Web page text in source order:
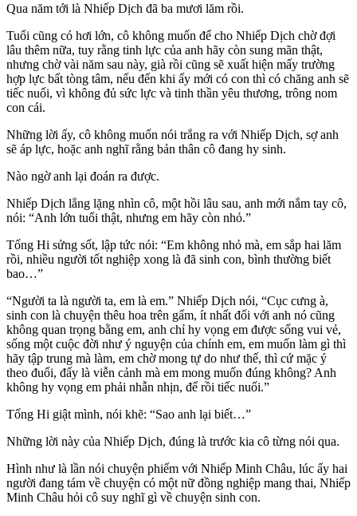
Qua năm tới là Nhiếp Dịch đã ba mươi lăm rồi.
Tuổi cũng có hơi lớn, cô không muốn để cho Nhiếp Dịch chờ đợi
lâu thêm nữa, tuy rằng tinh lực của anh hãy còn sung mãn thật,
nhưng chờ vài năm sau này, già rồi cũng sẽ xuất hiện mấy trường
hợp lực bất tòng tâm, nếu đến khi ấy mới có con thì có chăng anh sẽ
tiếc nuối, vì không đủ sức lực và tinh thần yêu thương, trông nom
con cái.
Những lời ấy, cô không muốn nói trắng ra với Nhiếp Dịch, sợ anh
sẽ áp lực, hoặc anh nghĩ rằng bản thân cô đang hy sinh.
Nào ngờ anh lại đoán ra được.
Nhiếp Dịch lẳng lặng nhìn cô, một hồi lâu sau, anh mới nắm tay cô,
nói: “Anh lớn tuổi thật, nhưng em hãy còn nhỏ.”
Tống Hi sửng sốt, lập tức nói: “Em không nhỏ mà, em sắp hai lăm
rồi, nhiều người tốt nghiệp xong là đã sinh con, bình thường biết
bao…”
“Người ta là người ta, em là em.” Nhiếp Dịch nói, “Cục cưng à,
sinh con là chuyện thêu hoa trên gấm, ít nhất đối với anh nó cũng
không quan trọng bằng em, anh chỉ hy vọng em được sống vui vẻ,
sống một cuộc đời như ý nguyện của chính em, em muốn làm gì thì
hãy tập trung mà làm, em chờ mong tự do như thế, thì cứ mặc ý
theo đuổi, đấy là viễn cảnh mà em mong muốn đúng không? Anh
không hy vọng em phải nhẫn nhịn, để rồi tiếc nuối.”
Tống Hi giật mình, nói khẽ: “Sao anh lại biết…”
Những lời này của Nhiếp Dịch, đúng là trước kia cô từng nói qua.
Hình như là lần nói chuyện phiếm với Nhiếp Minh Châu, lúc ấy hai
người đang tám về chuyện có một nữ đồng nghiệp mang thai, Nhiếp
Minh Châu hỏi cô suy nghĩ gì về chuyện sinh con.